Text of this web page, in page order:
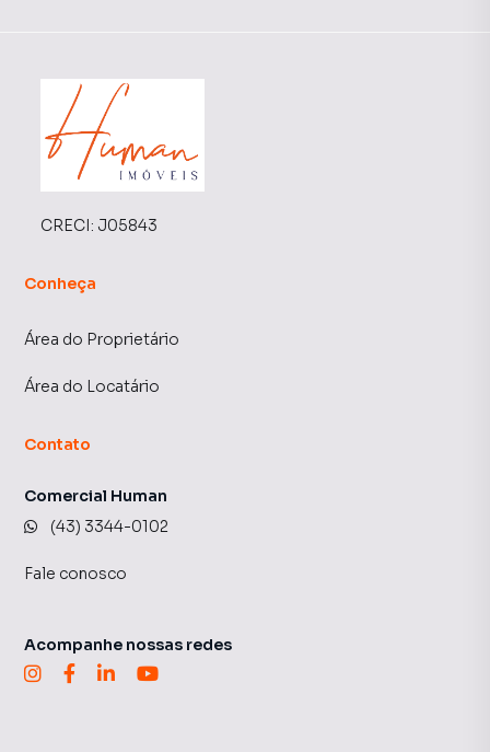
CRECI: J05843
Conheça
Área do Proprietário
Área do Locatário
Contato
Comercial Human
(43) 3344-0102
Fale conosco
Acompanhe nossas redes